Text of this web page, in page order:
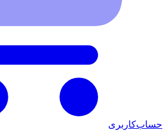
حساب‌کاربری